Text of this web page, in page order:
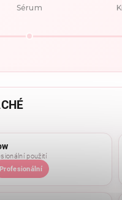
Sérum
použití
Profesionální